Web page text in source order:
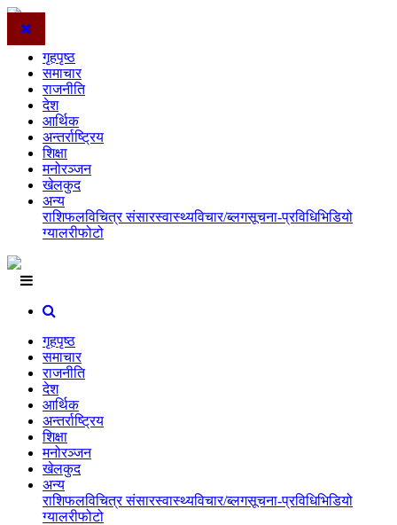
गृहपृष्ठ
समाचार
राजनीति
देश
आर्थिक
अन्तर्राष्ट्रिय
शिक्षा
मनोरञ्जन
खेलकुद
अन्य
राशिफलविचित्र संसारस्वास्थ्यविचार/ब्लगसूचना-प्रविधिभिडियो
ग्यालरीफोटो
गृहपृष्ठ
समाचार
राजनीति
देश
आर्थिक
अन्तर्राष्ट्रिय
शिक्षा
मनोरञ्जन
खेलकुद
अन्य
राशिफलविचित्र संसारस्वास्थ्यविचार/ब्लगसूचना-प्रविधिभिडियो
ग्यालरीफोटो